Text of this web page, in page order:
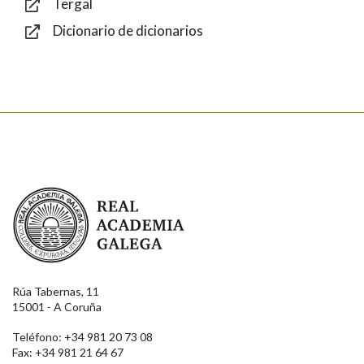
Tergal
Dicionario de dicionarios
Real Academia Galega
Rúa Tabernas, 11
15001 - A Coruña
Teléfono: +34 981 20 73 08
Fax: +34 981 21 64 67